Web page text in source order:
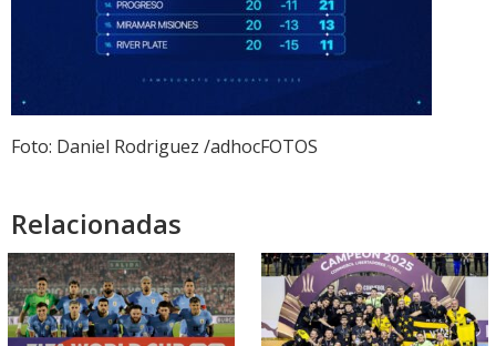
Foto: Daniel Rodriguez /adhocFOTOS
Relacionadas